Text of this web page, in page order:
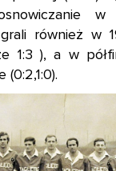
w
również w
1:3 ), a w
(0:2,1:0).